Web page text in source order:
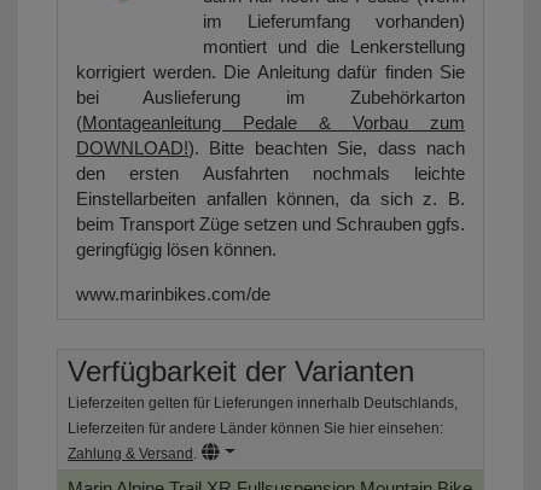
im Lieferumfang vorhanden)
montiert und die Lenkerstellung
korrigiert werden. Die Anleitung dafür finden Sie
bei Auslieferung im Zubehörkarton
(Montageanleitung Pedale & Vorbau zum
DOWNLOAD!). Bitte beachten Sie, dass nach
den ersten Ausfahrten nochmals leichte
Einstellarbeiten anfallen können, da sich z. B.
beim Transport Züge setzen und Schrauben ggfs.
geringfügig lösen können.
www.marinbikes.com/de
Verfügbarkeit der Varianten
Lieferzeiten gelten für Lieferungen innerhalb Deutschlands,
Lieferzeiten für andere Länder können Sie hier einsehen:
Zahlung & Versand .